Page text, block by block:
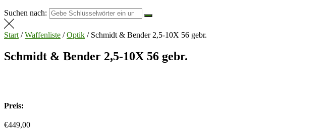
Suchen nach:
Start /Waffenliste /Optik / Schmidt & Bender 2,5-10X 56 gebr.
Schmidt & Bender 2,5-10X 56 gebr.
Preis:
€449,00